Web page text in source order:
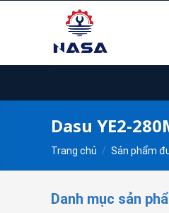
Dasu YE2-
Trang chủ / Sản phẩm
Danh mục sản